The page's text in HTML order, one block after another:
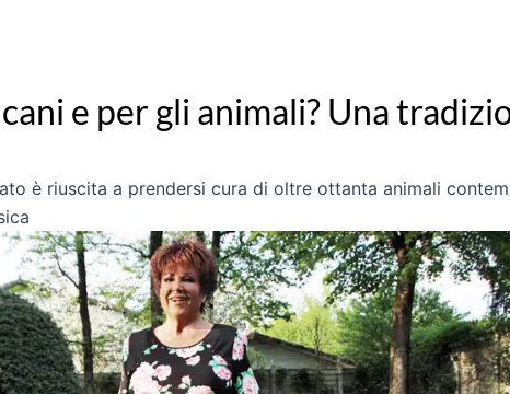
e per gli animali? Una
è riuscita a prendersi cura di oltre ottanta animali